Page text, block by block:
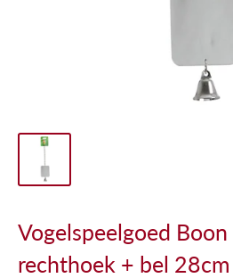
Vogelspeelgoed
rechthoek + bel 28cm